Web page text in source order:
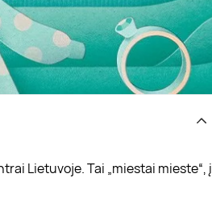
Lietuvoje. Tai „miestai mieste“, į